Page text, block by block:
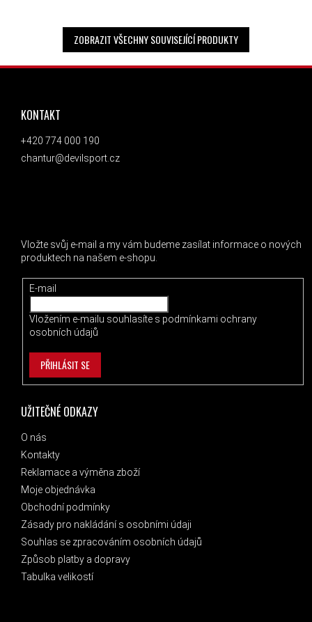
ZOBRAZIT VŠECHNY SOUVISEJÍCÍ PRODUKTY
ZÁPATÍ
UŽITEČNÉ ODKAZY
O nás
Kontakty
Reklamace a výměna zboží
Moje objednávka
Obchodní podmínky
Zásady pro nakládání s osobními údaji
Souhlas se zpracováním osobních údajů
Způsob platby a dopravy
Tabulka velikostí
KONTAKT
+420 774 000 190
chantur@devilsport.cz
Vložte svůj e-mail a my vám budeme zasílat informace o nových
produktech na našem e-shopu.
E-mail
Vložením e-mailu souhlasíte s podmínkami ochrany
osobních údajů
PŘIHLÁSIT SE